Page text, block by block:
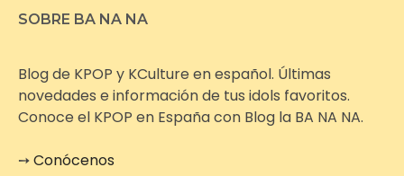
SOBRE BA NA NA
Blog de KPOP y KCulture en español. Últimas
novedades e información de tus idols favoritos.
Conoce el KPOP en España con Blog la BA NA NA.
➙Conócenos